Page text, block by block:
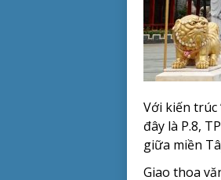
Với kiến trúc
đây là P.8,
giữa miền
Giao thoa